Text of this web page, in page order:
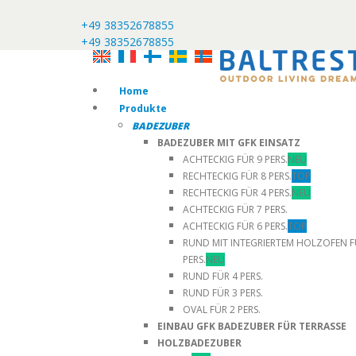
+49 38352678855
+49 38352678855
Home
Produkte
BADEZUBER
BADEZUBER MIT GFK EINSATZ
ACHTECKIG FÜR 9 PERS.NEU
RECHTECKIG FÜR 8 PERS.TOP
RECHTECKIG FÜR 4 PERS.NEU
ACHTECKIG FÜR 7 PERS.
ACHTECKIG FÜR 6 PERS.TOP
RUND MIT INTEGRIERTEM HOLZOFEN
PERS.NEU
RUND FÜR 4 PERS.
RUND FÜR 3 PERS.
OVAL FÜR 2 PERS.
EINBAU GFK BADEZUBER FÜR TERRASSE
HOLZBADEZUBER